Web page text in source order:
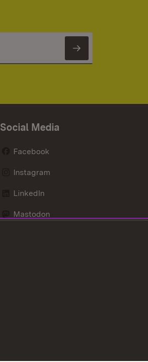
Newsletter
Social Media
Facebook
Instagram
LinkedIn
Mastodon